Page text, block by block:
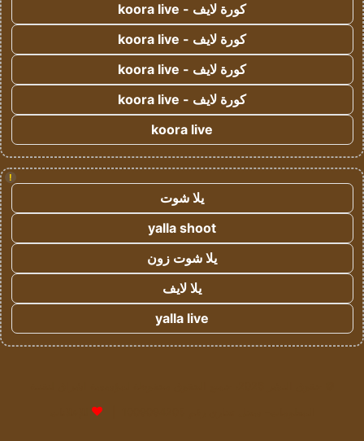
كورة لايف - koora live
كورة لايف - koora live
كورة لايف - koora live
كورة لايف - koora live
koora live
!
يلا شوت
yalla shoot
يلا شوت زون
يلا لايف
yalla live